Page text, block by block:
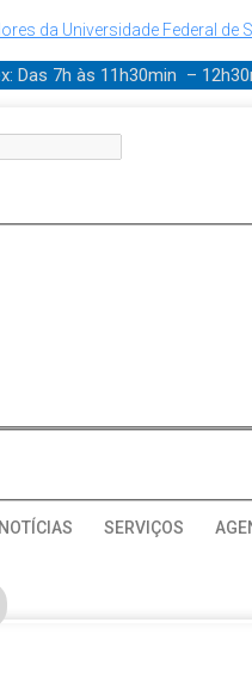
da Universidade Federal de
Das 7h às 11h30min –
NOTÍCIAS SERVIÇOS